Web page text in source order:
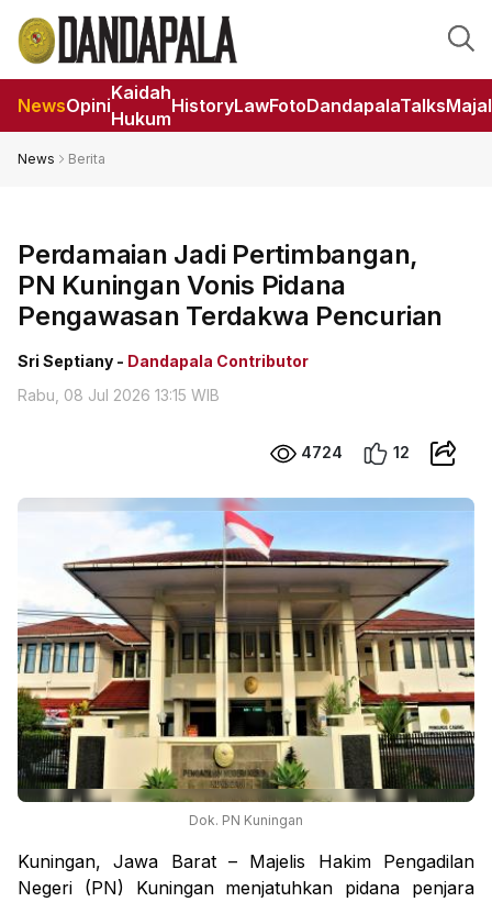
NewsOpini
Kaidah
Hukum
HistoryLawFotoDandapalaTalks
News Berita
Perdamaian Jadi Pertimbangan,
PN Kuningan Vonis Pidana
Pengawasan Terdakwa Pencurian
Sri Septiany - Dandapala Contributor
Rabu, 08 Jul 2026 13:15 WIB
4724 12
Dok. PN Kuningan
Kuningan, Jawa Barat – Majelis Hakim Pengadilan
Negeri (PN) Kuningan menjatuhkan pidana penjara